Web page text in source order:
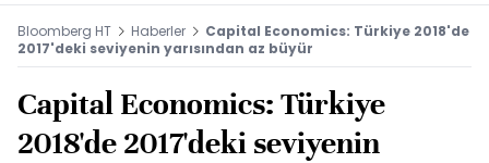
Bloomberg HT Haberler
Capital Economics: Türkiye 2018'de
2017'deki seviyenin yarısından az büyür
Capital Economics: Türkiye
2018'de 2017'deki seviyenin